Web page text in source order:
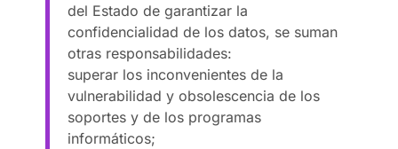
del Estado de garantizar la
confidencialidad de los datos, se suman
otras responsabilidades:
superar los inconvenientes de la
vulnerabilidad y obsolescencia de los
soportes y de los programas
informáticos;